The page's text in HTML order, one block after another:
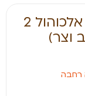
פיות (פורר) מזיגה לשמן / אלכוהול 2
וצר)
רחבה